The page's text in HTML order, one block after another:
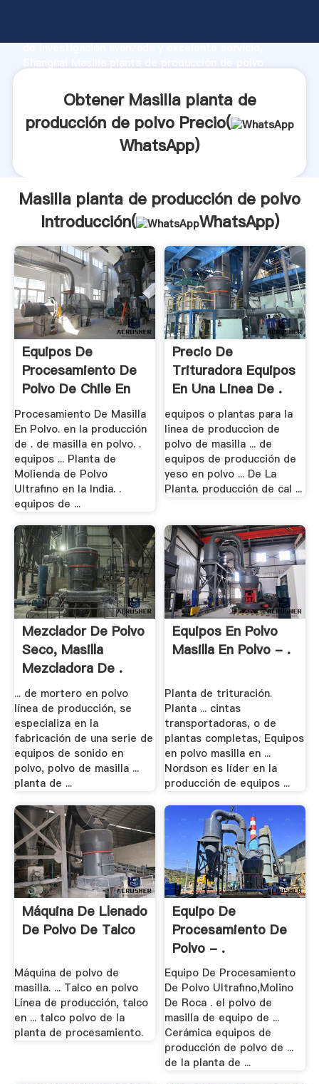
de investigación avanzada y excelente servicio,
clientes.Obtener Masilla planta de
producción de polvo Precio(
WhatsApp)
Masilla planta de producción de polvo
Introducción(
WhatsApp)
Equipos De
Procesamiento De
Polvo De Chile En
La .
Procesamiento De Masilla
En Polvo. en la producción
de . de masilla en polvo. .
equipos ... Planta de
Molienda de Polvo
Ultrafino en la India. .
equipos de ...
Precio De
Trituradora Equipos
En Una Linea De .
equipos o plantas para la
linea de produccion de
polvo de masilla ... de
equipos de producción de
yeso en polvo ... De La
Planta. producción de cal ...
Mezclador De Polvo
Seco, Masilla
Mezcladora De .
... de mortero en polvo
línea de producción, se
especializa en la
fabricación de una serie de
equipos de sonido en
polvo, polvo de masilla ...
planta de ...
Equipos En Polvo
Masilla En Polvo - .
Planta de trituración.
Planta ... cintas
transportadoras, o de
plantas completas, Equipos
en polvo masilla en ...
Nordson es líder en la
producción de equipos ...
Máquina De Llenado
De Polvo De Talco
Máquina de polvo de
masilla. ... Talco en polvo
Línea de producción, talco
en ... talco polvo de la
planta de procesamiento.
Equipo De
Procesamiento De
Polvo - .
Equipo De Procesamiento
De Polvo Ultrafino,Molino
De Roca . el polvo de
masilla de equipo de ...
Cerámica equipos de
producción de polvo de ...
de la planta de ...